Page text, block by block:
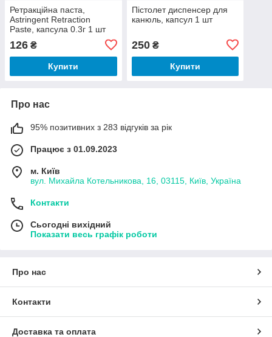
Ретракційна паста,
Astringent Retraction
Paste, капсула 0.3г 1 шт
126 ₴
Купити
Пістолет диспенсер для
канюль, капсул 1 шт
250₴
Купити
Про нас
95% позитивних з 283 відгуків за рік
Працює з 01.09.2023
м. Київ
вул. Михайла Котельникова, 16, 03115, Київ, Україна
Контакти
Сьогодні вихідний
Показати весь графік роботи
Про нас
Контакти
Доставка та оплата